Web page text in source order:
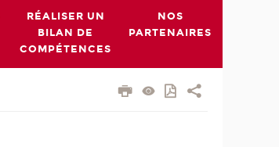
RÉALISER UN
BILAN DE
COMPÉTENCES
NOS
PARTENAIRES